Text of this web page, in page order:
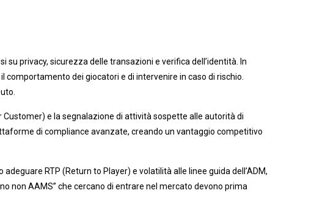
su privacy, sicurezza delle transazioni e verifica dell’identità. In
comportamento dei giocatori e di intervenire in caso di rischio.
e la segnalazione di attività sospette alle autorità di
di compliance avanzate, creando un vantaggio competitivo
RTP (Return to Player) e volatilità alle linee guida dell’ADM,
non AAMS” che cercano di entrare nel mercato devono prima